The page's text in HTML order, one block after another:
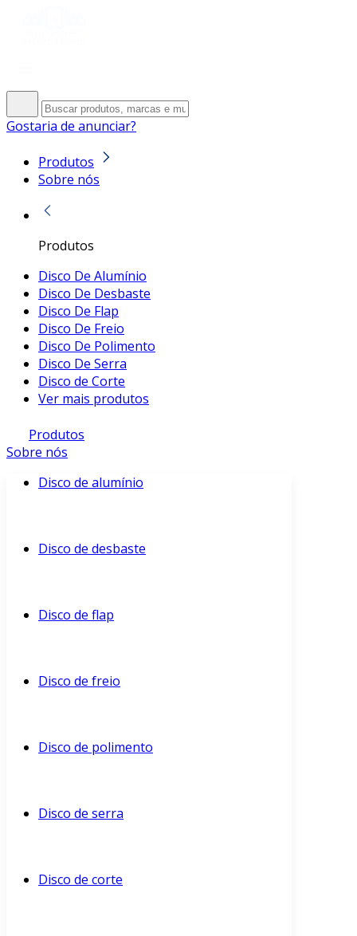
Gostaria de anunciar?
Produtos
Sobre nós
Produtos
Disco De Alumínio
Disco De Desbaste
Disco De Flap
Disco De Freio
Disco De Polimento
Disco De Serra
Disco de Corte
Ver mais produtos
Produtos
Sobre nós
Disco de alumínio
Disco de desbaste
Disco de flap
Disco de freio
Disco de polimento
Disco de serra
Disco de corte